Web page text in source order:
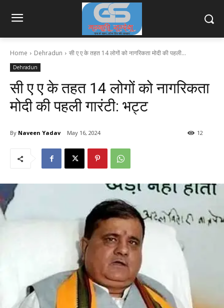
Home Dehradun सी ए ए के तहत 14 लोगों को नागरिकता मोदी की पहली...
Dehradun
सी ए ए के तहत 14 लोगों को नागरिकता
मोदी की पहली गारंटी: भट्ट
By Naveen Yadav May 16, 2024 12